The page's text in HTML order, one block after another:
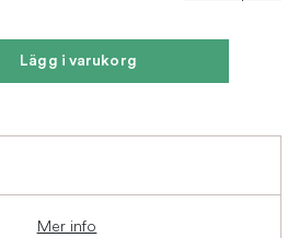
Lägg i varukorg
Mer info